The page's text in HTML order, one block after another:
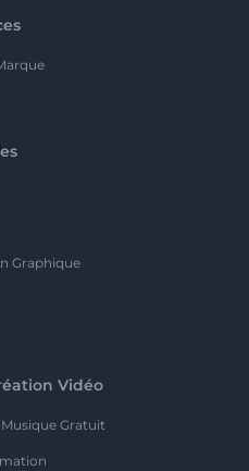
Graphique
Vidéo
Gratuit